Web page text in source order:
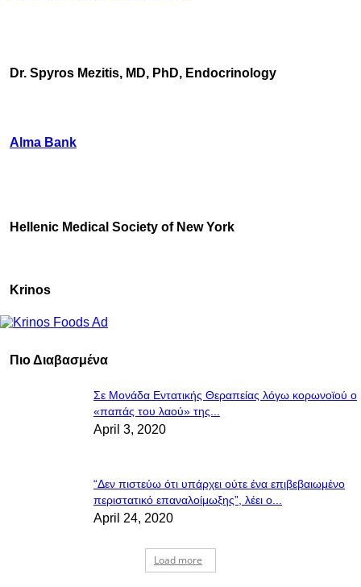
Dr. Spyros Mezitis, MD, PhD, Endocrinology
Alma Bank
Hellenic Medical Society of New York
Krinos
Πιο Διαβασμένα
Σε Μονάδα Εντατικής Θεραπείας λόγω κορωνοϊού ο
«παπάς του λαού» της...
April 3, 2020
“Δεν πιστεύω ότι υπάρχει ούτε ένα επιβεβαιωμένο
περιστατικό επαναλοίμωξης”, λέει ο...
April 24, 2020
Load more